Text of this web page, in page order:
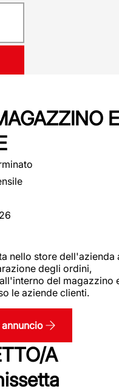
E
nello store dell'azienda
degli ordini,
del magazzino
le aziende clienti.
A